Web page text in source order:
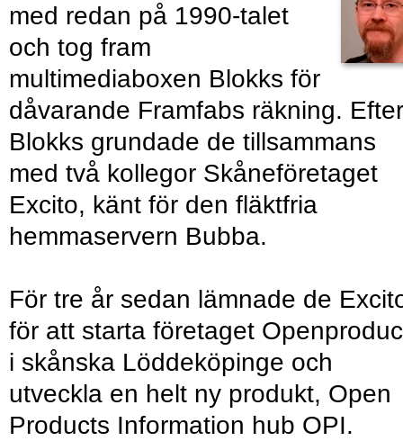
med redan på 1990-talet
och tog fram
multimediaboxen Blokks för
dåvarande Framfabs räkning. Efter
Blokks grundade de tillsammans
med två kollegor Skåneföretaget
Excito, känt för den fläktfria
hemmaservern Bubba.
För tre år sedan lämnade de
för att starta företaget
i skånska Löddeköpinge och
utveckla en helt ny produkt, Open
Products Information hub OPI.